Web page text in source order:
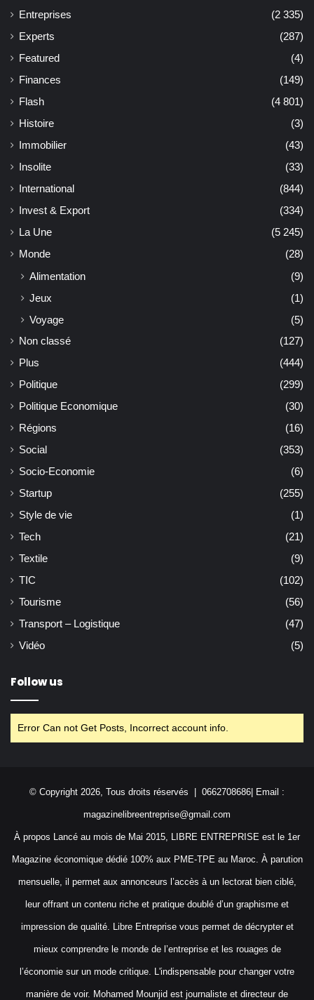
Entreprises
(2 335)
Experts
(287)
Featured
(4)
Finances
(149)
Flash
(4 801)
Histoire
(3)
Immobilier
(43)
Insolite
(33)
International
(844)
Invest & Export
(334)
La Une
(5 245)
Monde
(28)
Alimentation
(9)
Jeux
(1)
Voyage
(5)
Non classé
(127)
Plus
(444)
Politique
(299)
Politique Economique
(30)
Régions
(16)
Social
(353)
Socio-Economie
(6)
Startup
(255)
Style de vie
(1)
Tech
(21)
Textile
(9)
TIC
(102)
Tourisme
(56)
Transport – Logistique
(47)
Vidéo
(5)
Follow us
Error Can not Get Posts, Incorrect account info.
© Copyright 2026, Tous droits réservés | 0662708686| Email :
magazinelibreentreprise@gmail.com
À propos Lancé au mois de Mai 2015, LIBRE ENTREPRISE est le 1er
Magazine économique dédié 100% aux PME-TPE au Maroc. À parution
mensuelle, il permet aux annonceurs l’accès à un lectorat bien ciblé,
leur offrant un contenu riche et pratique doublé d’un graphisme et
impression de qualité. Libre Entreprise vous permet de décrypter et
mieux comprendre le monde de l’entreprise et les rouages de
l’économie sur un mode critique. L'indispensable pour changer votre
manière de voir. Mohamed Mounjid est journaliste et directeur de